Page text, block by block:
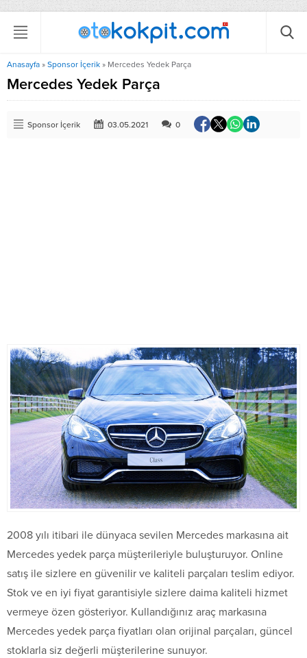
Anasayfa » Sponsor İçerik » Mercedes Yedek Parça
Mercedes Yedek Parça
Sponsor İçerik 03.05.2021 0
2008 yılı itibari ile dünyaca sevilen Mercedes markasına ait
Mercedes yedek parça müşterileriyle buluşturuyor. Online
satış ile sizlere en güvenilir ve kaliteli parçaları teslim ediyor.
Stok ve en iyi fiyat garantisiyle sizlere daima kaliteli hizmet
vermeye özen gösteriyor. Kullandığınız araç markasına
Mercedes yedek parça fiyatları olan orijinal parçaları, güncel
stoklarla siz değerli müşterilerine sunuyor.